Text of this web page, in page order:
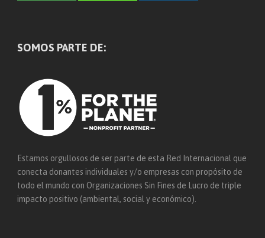
SOMOS PARTE DE:
Estamos orgullosos de ser parte de esta Red Internacional que
conecta donantes individuales y/o empresas con propósito de
todo el mundo con Organizaciones Sin Fines de Lucro de triple
impacto positivo (ambiental, social y económico).